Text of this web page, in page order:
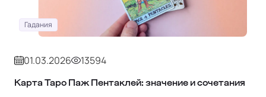
Гадания
01.03.2026 13594
Карта Таро Паж Пентаклей: значение и сочетания